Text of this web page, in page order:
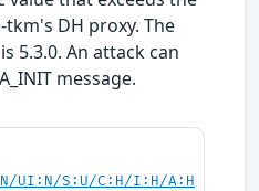
DH proxy. The
5.3.0. An attack can
message.
UI:N/S:U/C:H/I:H/A:H